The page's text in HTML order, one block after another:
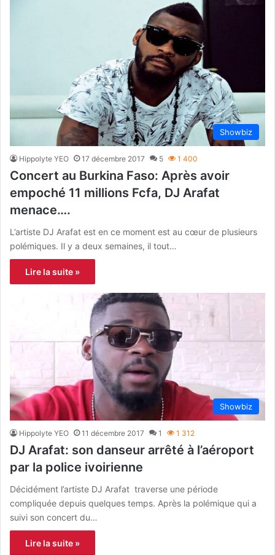
Showbiz
Hippolyte YEO 17 décembre 2017 5 1 400
Concert au Burkina Faso: Après avoir
empoché 11 millions Fcfa, DJ Arafat
menace….
L’artiste DJ Arafat est en ce moment est au cœur de plusieurs
polémiques. Il y a deux semaines, il tout…
Lire la suite »
Showbiz
Hippolyte YEO 11 décembre 2017 1 1 312
DJ Arafat: son danseur arrêté à l’aéroport
par la police ivoirienne
Décidément l’artiste DJ Arafat traverse une période
compliquée depuis quelques temps. Après la polémique qui a
suivi son concert du…
Lire la suite »